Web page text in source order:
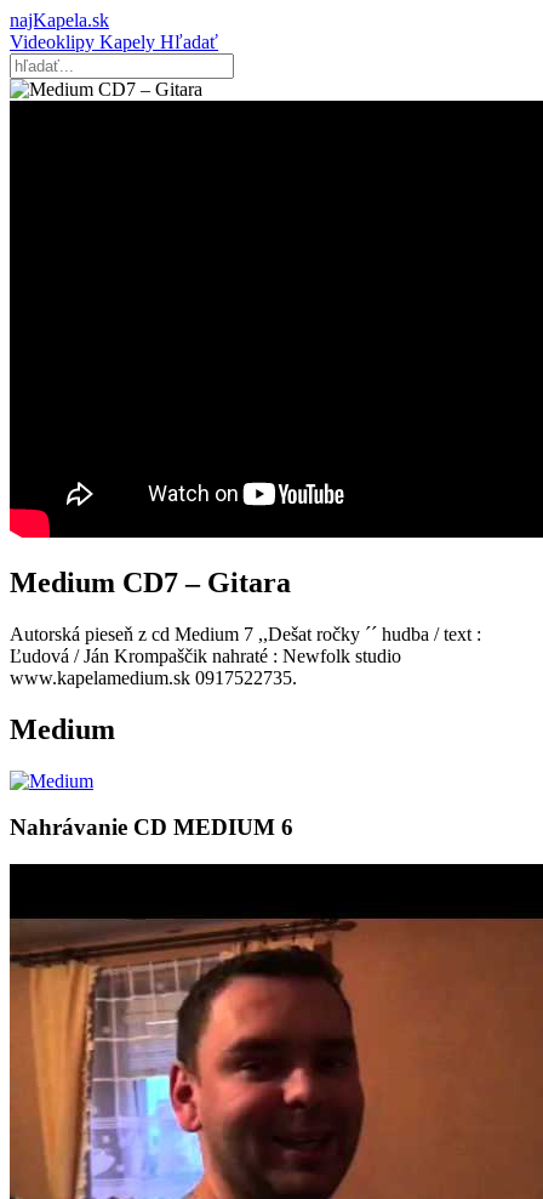
najKapela.sk
Videoklipy Kapely Hľadať
Medium CD7 – Gitara
Autorská pieseň z cd Medium 7 ,,Dešat ročky ´´ hudba / text :
Ľudová / Ján Krompaščik nahraté : Newfolk studio
www.kapelamedium.sk 0917522735.
Medium
Nahrávanie CD MEDIUM 6